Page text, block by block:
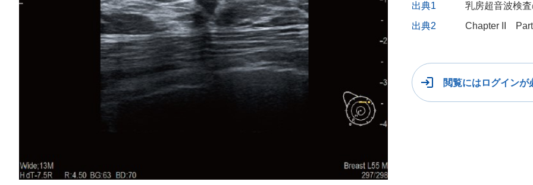
出典1
乳房超音波検
出典2
Chapter II Part
閲覧にはログインが